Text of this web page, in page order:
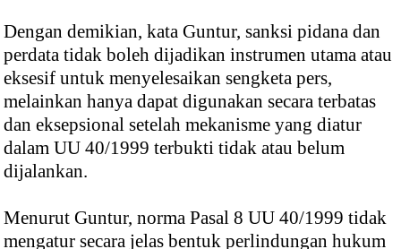
Dengan demikian, kata Guntur, sanksi pidana dan
perdata tidak boleh dijadikan instrumen utama atau
eksesif untuk menyelesaikan sengketa pers,
melainkan hanya dapat digunakan secara terbatas
dan eksepsional setelah mekanisme yang diatur
dalam UU 40/1999 terbukti tidak atau belum
dijalankan.
Menurut Guntur, norma Pasal 8 UU 40/1999 tidak
mengatur secara jelas bentuk perlindungan hukum